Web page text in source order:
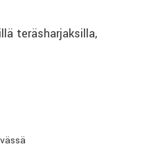
teräsharjaksilla,